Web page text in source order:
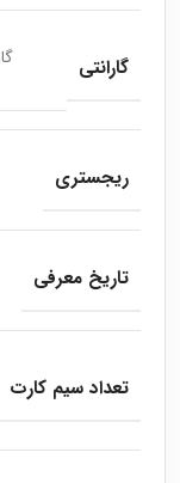
گارانتی
ریجستری
تاریخ معرفی
تعداد سیم کارت